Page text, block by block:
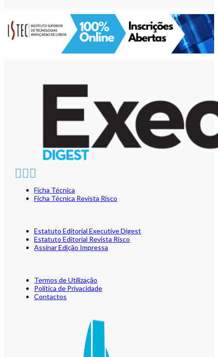
Ficha Técnica
Ficha Técnica Revista Risco
Estatuto Editorial Executive Digest
Estatuto Editorial Revista Risco
Assinar Edição Impressa
Termos de Utilização
Política de Privacidade
Contactos